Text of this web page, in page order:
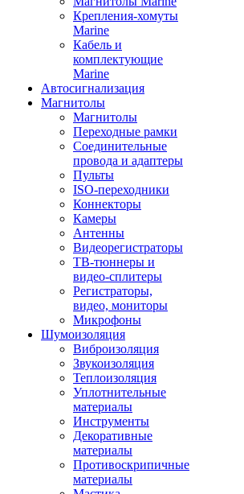
Крепления-хомуты
Marine
Кабель и
комплектующие
Marine
Автосигнализация
Магнитолы
Магнитолы
Переходные рамки
Соединительные
провода и адаптеры
Пульты
ISO-переходники
Коннекторы
Камеры
Антенны
Видеорегистраторы
ТВ-тюннеры и
видео-сплитеры
Регистраторы,
видео, мониторы
Микрофоны
Шумоизоляция
Виброизоляция
Звукоизоляция
Теплоизоляция
Уплотнительные
материалы
Инструменты
Декоративные
материалы
Противоскрипичные
материалы